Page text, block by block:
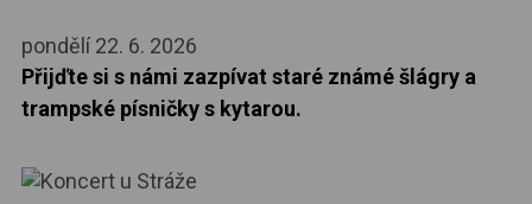
pondělí 22. 6. 2026
Přijďte si s námi zazpívat staré známé šlágry a
trampské písničky s kytarou.